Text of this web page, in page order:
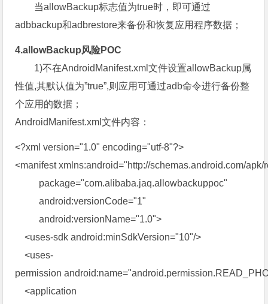
当allowBackup标志值为true时，即可通过
adbbackup和adbrestore来备份和恢复应用程序数据；
4.allowBackup风险POC
1)不在AndroidManifest.xml文件设置allowBackup属
性值,其默认值为”true”,则应用可通过adb命令进行备份整
个应用的数据；
AndroidManifest.xml文件内容：
<?xml version="1.0" encoding="utf-8"?>
<manifest xmlns:android="http://schemas.android.com/apk/
package="com.alibaba.jaq.allowbackuppoc"
android:versionCode="1"
android:versionName="1.0">
<uses-sdk android:minSdkVersion="10"/>
<uses-
permission
<application